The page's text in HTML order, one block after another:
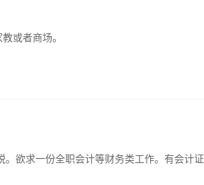
或者商场。
。欲求一份全职会计等财务类工作。有会计证